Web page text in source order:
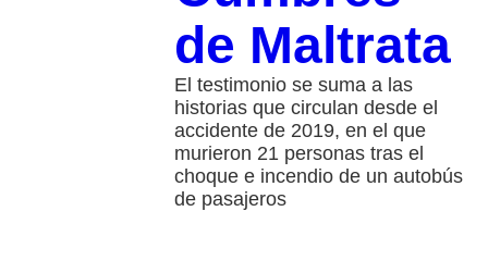
de Maltrata
El testimonio se suma a las
historias que circulan desde el
accidente de 2019, en el que
murieron 21 personas tras el
choque e incendio de un autobús
de pasajeros